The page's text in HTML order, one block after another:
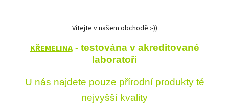
Vítejte v našem obchodě :-))
KŘEMELINA- testována v akreditované
laboratoři
U nás najdete pouze přírodní produkty té
nejvyšší kvality